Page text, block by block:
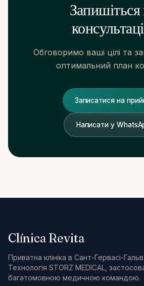
Запишіться
Обговоримо ваші цілі та
оптимальний план
Записатися на
Написати у
ЯК ДІСТАТИСЯ
Carrer de Santaló, 105
08021 Barcelona
Clínica Revita
Приватна клініка в Сант-Гервасі-
Технологія STORZ MEDICAL,
багатомовною медичною командою.